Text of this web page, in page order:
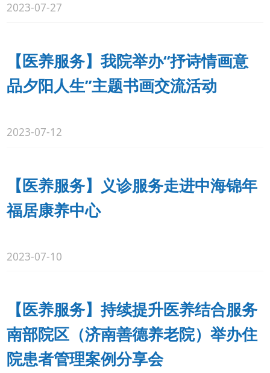
2023-07-27
【医养服务】我院举办“抒诗情画意
品夕阳人生”主题书画交流活动
2023-07-12
【医养服务】义诊服务走进中海锦年
福居康养中心
2023-07-10
【医养服务】持续提升医养结合服务
南部院区（济南善德养老院）举办住
院患者管理案例分享会